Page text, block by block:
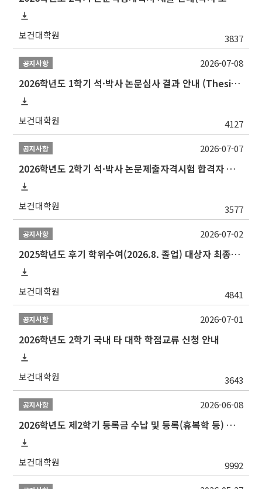
보건대학원 3837
공지사항
2026학년도 1학기 석·박사 논문심사 결과 안내 (Thesis Defense Result)
보건대학원 4127
2026-07-08
공지사항
2026학년도 2학기 석·박사 논문제출자격시험 합격자 공고(TSQ Exam Result)
보건대학원 3577
2026-07-07
공지사항
2025학년도 후기 학위수여(2026.8. 졸업) 대상자 최종인준 논문 제출 안내
보건대학원 4841
2026-07-02
공지사항
2026학년도 2학기 국내 타 대학 학점교류 신청 안내
보건대학원 3643
2026-07-01
공지사항
2026학년도 제2학기 등록금 수납 및 등록(휴복학 등) 일정 안내
보건대학원 9992
2026-06-08